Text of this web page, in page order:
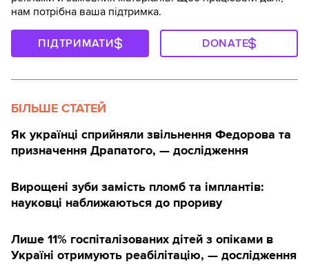
нам потрібна ваша підтримка.
ПІДТРИМАТИ DONATE
БІЛЬШЕ СТАТЕЙ
Як українці сприйняли звільнення Федорова та
призначення Драпатого, — дослідження
Вирощені зуби замість пломб та імплантів:
науковці наближаються до прориву
Лише 11% госпіталізованих дітей з опіками в
Україні отримують реабілітацію, — дослідження